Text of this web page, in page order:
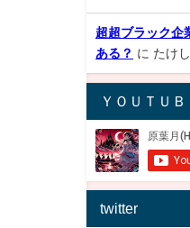
超超ブラック企
ある？ に たけし
ＹＯＵＴＵＢ
twitter